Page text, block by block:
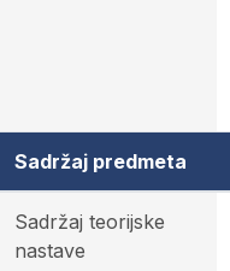
Sadržaj predmeta
Sadržaj teorijske
nastave